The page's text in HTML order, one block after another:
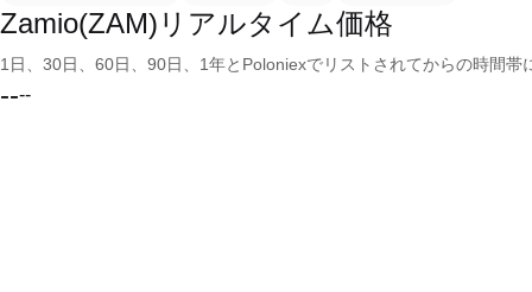
Zamio(ZAM)リアルタイム価格
1日、30日、60日、90日、1年とPoloniexでリストされてからの時間
----